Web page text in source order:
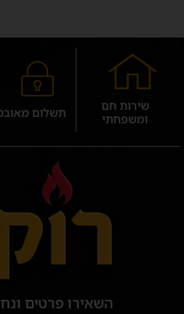
שירות חם
ומשפחתי
תשלום
השאירו פרטים